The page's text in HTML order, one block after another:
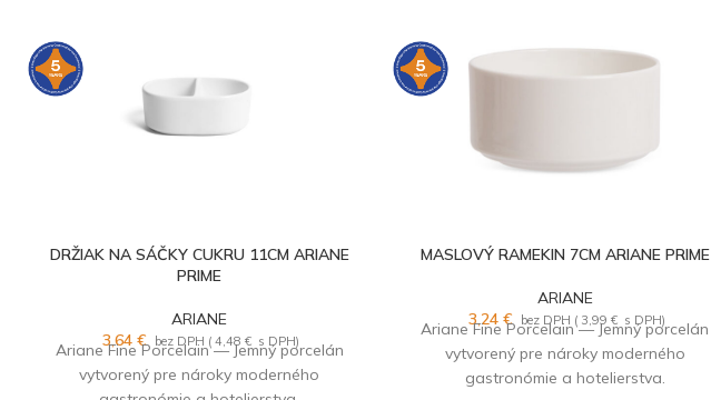
DRŽIAK NA SÁČKY CUKRU 11CM ARIANE
PRIME
ARIANE
3,64€ bez DPH ( 4,48€ s DPH)
Ariane Fine Porcelain — Jemný porcelán
vytvorený pre nároky moderného
MASLOVÝ RAMEKIN 7CM ARIANE PRIME
ARIANE
3,24 € bez DPH ( 3,99 € s DPH)
Ariane Fine Porcelain — Jemný porcelán
vytvorený pre nároky moderného
gastronómie a hotelierstva.